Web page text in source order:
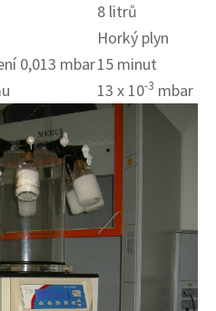
8 litrů
Horký plyn
0,013 mbar15 minut
13 x 10-3 mbar